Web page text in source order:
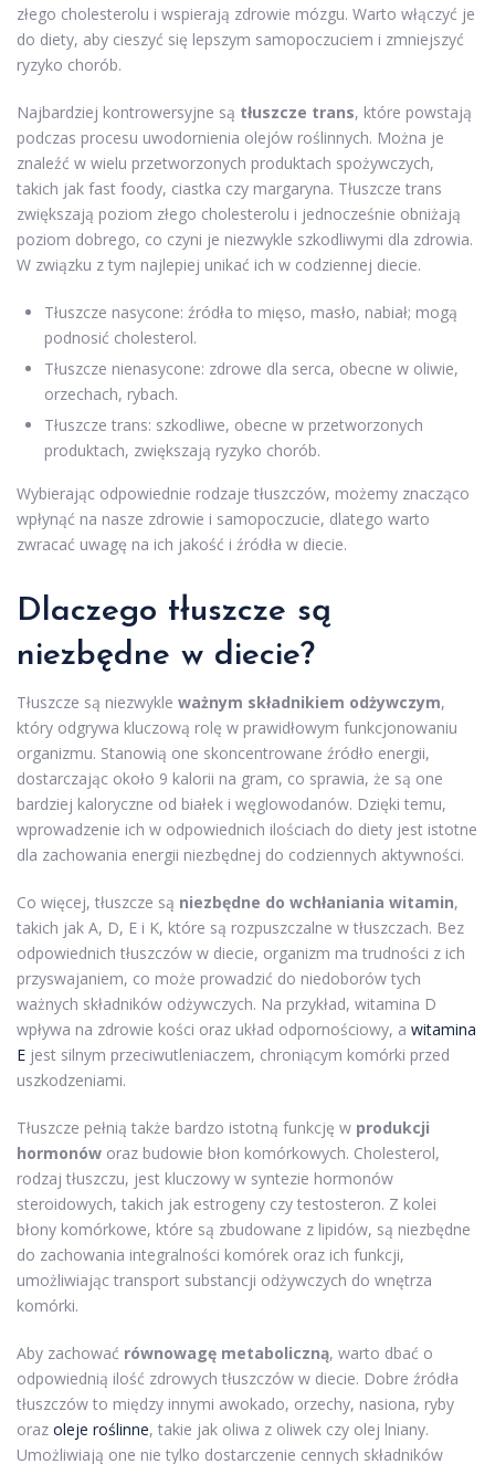
złego cholesterolu i wspierają zdrowie mózgu. Warto włączyć je
do diety, aby cieszyć się lepszym samopoczuciem i zmniejszyć
ryzyko chorób.
Najbardziej kontrowersyjne są tłuszcze trans, które powstają
podczas procesu uwodornienia olejów roślinnych. Można je
znaleźć w wielu przetworzonych produktach spożywczych,
takich jak fast foody, ciastka czy margaryna. Tłuszcze trans
zwiększają poziom złego cholesterolu i jednocześnie obniżają
poziom dobrego, co czyni je niezwykle szkodliwymi dla zdrowia.
W związku z tym najlepiej unikać ich w codziennej diecie.
Tłuszcze nasycone: źródła to mięso, masło, nabiał; mogą
podnosić cholesterol.
Tłuszcze nienasycone: zdrowe dla serca, obecne w oliwie,
orzechach, rybach.
Tłuszcze trans: szkodliwe, obecne w przetworzonych
produktach, zwiększają ryzyko chorób.
Wybierając odpowiednie rodzaje tłuszczów, możemy znacząco
wpłynąć na nasze zdrowie i samopoczucie, dlatego warto
zwracać uwagę na ich jakość i źródła w diecie.
Dlaczego tłuszcze są
niezbędne w diecie?
Tłuszcze są niezwykle ważnym składnikiem odżywczym,
który odgrywa kluczową rolę w prawidłowym funkcjonowaniu
organizmu. Stanowią one skoncentrowane źródło energii,
dostarczając około 9 kalorii na gram, co sprawia, że są one
bardziej kaloryczne od białek i węglowodanów. Dzięki temu,
wprowadzenie ich w odpowiednich ilościach do diety jest istotne
dla zachowania energii niezbędnej do codziennych aktywności.
Co więcej, tłuszcze są niezbędne do wchłaniania witamin,
takich jak A, D, E i K, które są rozpuszczalne w tłuszczach. Bez
odpowiednich tłuszczów w diecie, organizm ma trudności z ich
przyswajaniem, co może prowadzić do niedoborów tych
ważnych składników odżywczych. Na przykład, witamina D
wpływa na zdrowie kości oraz układ odpornościowy, a witamina
E jest silnym przeciwutleniaczem, chroniącym komórki przed
uszkodzeniami.
Tłuszcze pełnią także bardzo istotną funkcję w produkcji
hormonów oraz budowie błon komórkowych. Cholesterol,
rodzaj tłuszczu, jest kluczowy w syntezie hormonów
steroidowych, takich jak estrogeny czy testosteron. Z kolei
błony komórkowe, które są zbudowane z lipidów, są niezbędne
do zachowania integralności komórek oraz ich funkcji,
umożliwiając transport substancji odżywczych do wnętrza
komórki.
Aby zachować równowagę metaboliczną, warto dbać o
odpowiednią ilość zdrowych tłuszczów w diecie. Dobre źródła
tłuszczów to między innymi awokado, orzechy, nasiona, ryby
oraz oleje roślinne, takie jak oliwa z oliwek czy olej lniany.
Umożliwiają one nie tylko dostarczenie cennych składników